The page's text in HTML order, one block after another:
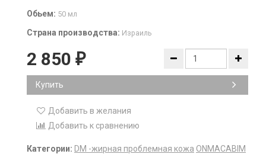
Обьем: 50 мл
Страна производства: Израиль
2 850 ₽
Купить
Добавить в желания
Добавить к сравнению
Категории: DM -жирная проблемная кожа ONMACABIM